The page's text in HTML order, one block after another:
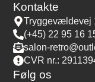
Kontakte
Tryggevældevej
(+45) 22 95 16
salon-
CVR nr.:
Følg os